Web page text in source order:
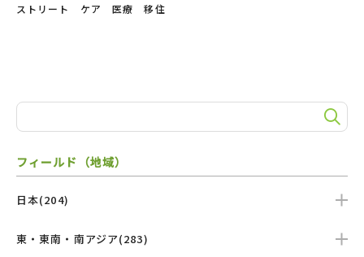
ストリート ケア 医療 移住
フィールド（地域）
日本(204)
東・東南・南アジア(283)